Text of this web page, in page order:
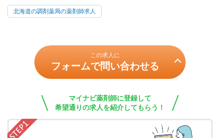
北海道の調剤薬局の薬剤師求人
この求人に
フォームで問い合わせる
マイナビ薬剤師に登録して
希望通りの求人を紹介してもらう！